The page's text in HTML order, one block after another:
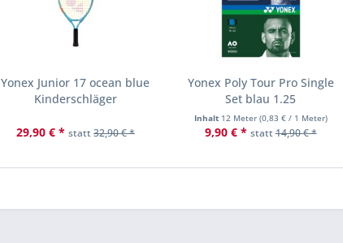
Yonex Junior 17 ocean blue
Kinderschläger
29,90 € * statt32,90 € *
Yonex Poly Tour Pro Single
Set blau 1.25
Inhalt 12 Meter (0,83 €/ 1 Meter)
9,90 € * statt14,90 € *